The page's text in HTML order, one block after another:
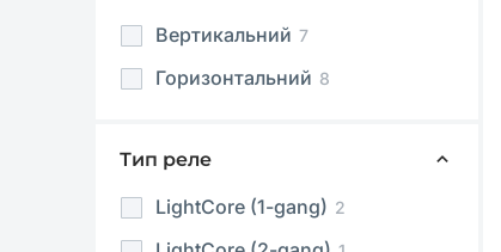
Вертикальний 7
Горизонтальний 8
Тип реле
LightCore (1-gang) 2